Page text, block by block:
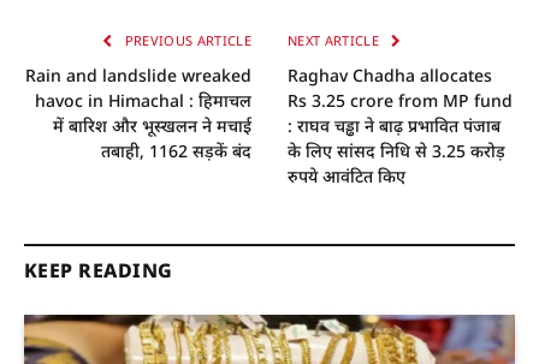
PREVIOUS ARTICLE
Rain and landslide wreaked
havoc in Himachal : हिमाचल
में बारिश और भूस्खलन ने मचाई
तबाही, 1162 सड़कें बंद
NEXT ARTICLE
Raghav Chadha allocates
Rs 3.25 crore from MP fund
: राघव चड्ढा ने बाढ़ प्रभावित पंजाब
के लिए सांसद निधि से 3.25 करोड़
रुपये आवंटित किए
KEEP READING